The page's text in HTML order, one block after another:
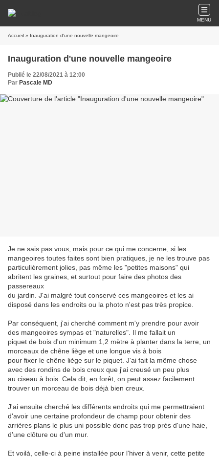
MENU
Accueil » Inauguration d'une nouvelle mangeoire
Inauguration d'une nouvelle mangeoire
Publié le 22/08/2021 à 12:00
Par Pascale MD
Je ne sais pas vous, mais pour ce qui me concerne, si les
mangeoires toutes faites sont bien pratiques, je ne les trouve pas
particulièrement jolies, pas même les "petites maisons" qui
abritent les graines, et surtout pour faire des photos des
passereaux
du jardin. J'ai malgré tout conservé ces mangeoires et les ai
disposé dans les endroits ou la photo n'est pas très propice.
Par conséquent, j'ai cherché comment m'y prendre pour avoir
des mangeoires sympas et "naturelles". Il me fallait un
piquet de bois d'un minimum 1,2 mètre à planter dans la terre, un
morceaux de chêne liège et une longue vis à bois
pour fixer le chêne liège sur le piquet. J'ai fait la même chose
avec des rondins de bois creux que j'ai creusé un peu plus
au ciseau à bois. Cela dit, en forêt, on peut assez facilement
trouver un morceau de bois déjà bien creux.
J'ai ensuite cherché les différents endroits qui me permettraient
d'avoir une certaine profondeur de champ pour obtenir des
arrières plans le plus uni possible donc pas trop près d'une haie,
d'une clôture ou d'un mur.
Et voilà, celle-ci à peine installée pour l'hiver à venir, cette petite